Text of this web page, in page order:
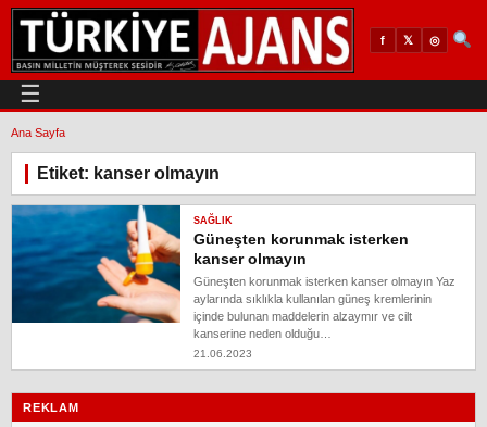
f 𝕏 ◎
☰
Ana Sayfa
Etiket: kanser olmayın
SAĞLIK
Güneşten korunmak isterken
kanser olmayın
Güneşten korunmak isterken kanser olmayın Yaz
aylarında sıklıkla kullanılan güneş kremlerinin
içinde bulunan maddelerin alzaymır ve cilt
kanserine neden olduğu…
21.06.2023
REKLAM